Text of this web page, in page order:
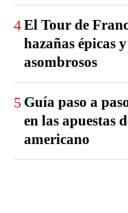
4El Tour de
hazañas épicas
asombrosos
5 Guía paso a
en las apuestas
americano